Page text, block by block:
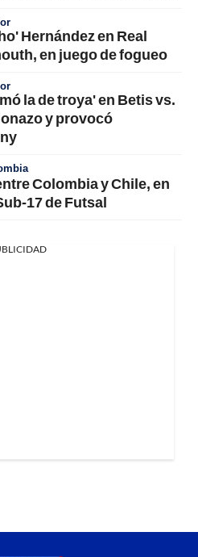
Hernández en Real
en juego de fogueo
la de troya' en Betis vs.
y provocó
Colombia y Chile, en
17 de Futsal